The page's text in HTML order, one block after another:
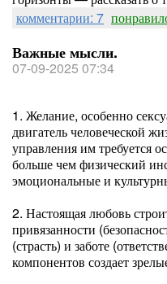
комментарии: 7
Важные мысли.
07-09-2025 07:34
1. Желание, особенно
двигатель человеческой
управления им требуется
больше чем физический
эмоциональные и
2. Настоящая любовь
привязанности
(страсть) и заботе
компонентов создает